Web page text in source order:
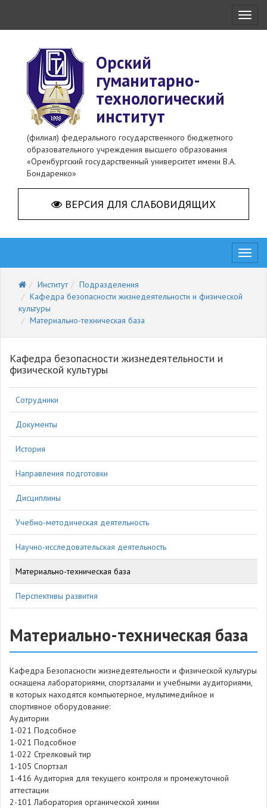
Орский
гуманитарно-
технологический
институт
(филиал) федерального государственного бюджетного
образовательного учреждения высшего образования
«Оренбургский государственный университет имени В.А.
Бондаренко»
ВЕРСИЯ ДЛЯ СЛАБОВИДЯЩИХ
Институт
Подразделения
Кафедра безопасности жизнедеятельности и физической
культуры
Материально-техническая база
Кафедра безопасности жизнедеятельности и
физической культуры
Сотрудники
Документы
История
Направления подготовки
Дисциплины
Учебно-методическая деятельность
Научно-исследовательская деятельность
Материально-техническая база
Перспективы развития
Материально-техническая база
Кафедра Безопасности жизнедеятельности и физической культуры
оснащена лабораториями, спортзалами и учебными аудиториями,
в которых находятся компьютерное, мультимедийное и
спортивное оборудование:
Аудитории
1-021 Подсобное
1-021 Подсобное
1-022 Стрелковый тир
1-105 Спортзал
1-416 Аудитория для текущего контроля и промежуточной
аттестации
2-101 Лаборатория органической химии